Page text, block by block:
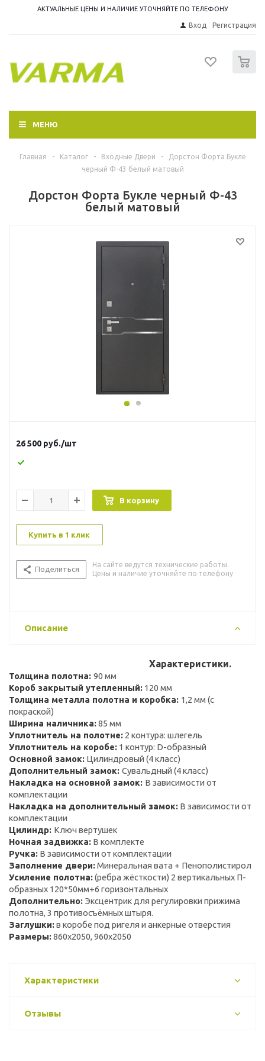
АКТУАЛЬНЫЕ ЦЕНЫ И НАЛИЧИЕ УТОЧНЯЙТЕ ПО ТЕЛЕФОНУ
Вход Регистрация
МЕНЮ
Главная - Каталог - Входные Двери -
Дорстон Форта Букле
черный Ф-43 белый матовый
Дорстон Форта Букле черный Ф-43
белый матовый
26 500 руб./шт
В корзину
Купить в 1 клик
Поделиться
На сайте ведутся технические работы.
Цены и наличие уточняйте по телефону
Описание
Характеристики.
Толщина полотна: 90 мм
Короб закрытый утепленный: 120 мм
Толщина металла полотна и коробка: 1,2 мм (с
покраской)
Ширина наличника:85 мм
Уплотнитель на полотне: 2 контура: шлегель
Уплотнитель на коробе: 1 контур: D-образный
Основной замок: Цилиндровый (4 класс)
Дополнительный замок: Сувальдный (4 класс)
Накладка на основной замок: В зависимости от
комплектации
Накладка на дополнительный замок: В зависимости от
комплектации
Цилиндр: Ключ вертушек
Ночная задвижка: В комплекте
Ручка: В зависимости от комплектации
Заполнение двери:Минеральная вата + Пенополистирол
Усиление полотна:(ребра жёсткости) 2 вертикальных П-
образных 120*50мм+6 горизонтальных
Дополнительно: Эксцентрик для регулировки прижима
полотна, 3 противосъёмных штыря.
Заглушки:в коробе под ригеля и анкерные отверстия
Размеры:860х2050, 960х2050
Характеристики
Отзывы